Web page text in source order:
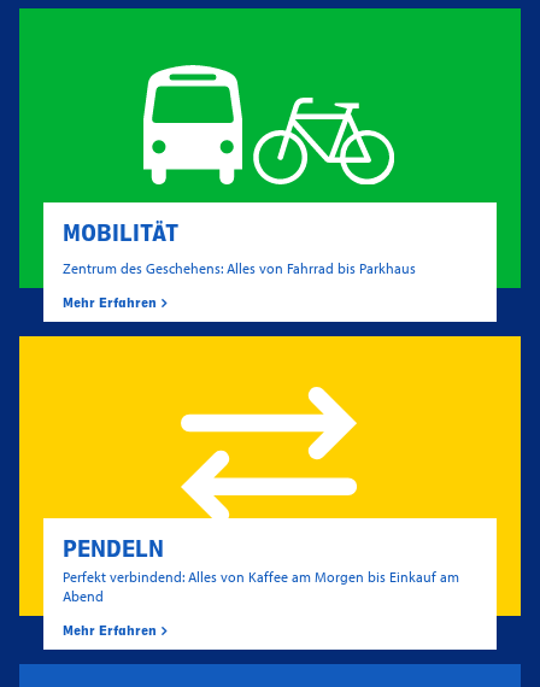
MOBILITÄT
Zentrum des Geschehens: Alles von Fahrrad bis Parkhaus
Mehr Erfahren
PENDELN
Perfekt verbindend: Alles von Kaffee am Morgen bis Einkauf am
Abend
Mehr Erfahren